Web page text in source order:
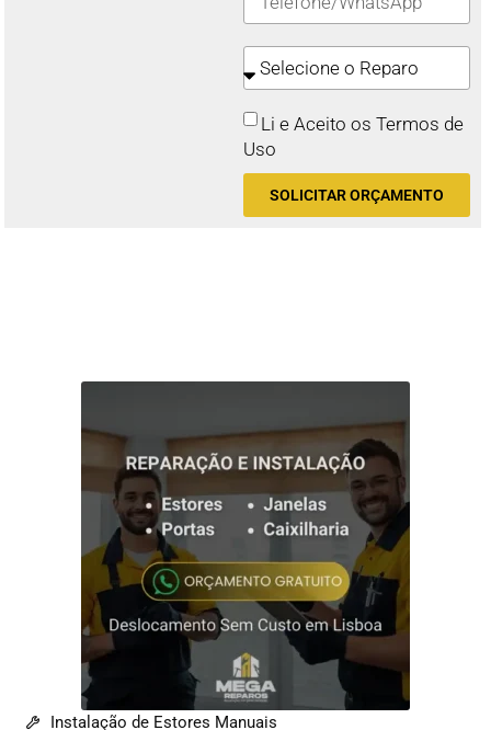
Li e Aceito os Termos de
Uso
SOLICITAR ORÇAMENTO
Instalação de Estores Manuais